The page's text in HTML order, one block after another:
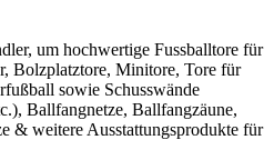
um hochwertige Fussballtore für
Bolzplatztore, Minitore, Tore für
sowie Schusswände
Ballfangnetze, Ballfangzäune,
& weitere Ausstattungsprodukte für